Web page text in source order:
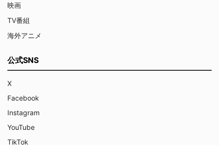
映画
TV番組
海外アニメ
公式SNS
X
Facebook
Instagram
YouTube
TikTok